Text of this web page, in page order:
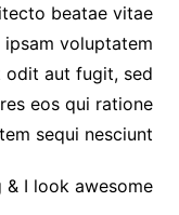
beatae vitae
voluptatem
odit aut fugit, sed
eos qui ratione
sequi nesciunt.
& I look awesome